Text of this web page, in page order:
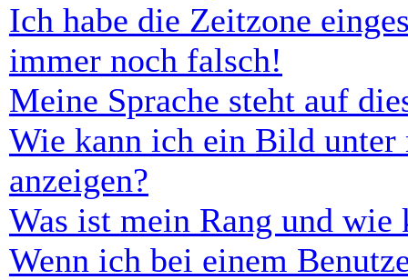
Ich habe die Zeitzone
immer noch falsch!
Meine Sprache steht auf
Wie kann ich ein Bild unter
anzeigen?
Was ist mein Rang und wie
Wenn ich bei einem